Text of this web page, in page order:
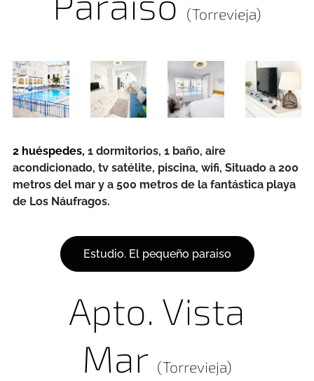
(Torrevieja)
2 huéspedes, 1 dormitorios, 1 baño, aire
acondicionado, tv satélite, piscina, wifi, Situado a 200
metros del mar y a 500 metros de la fantástica playa
de Los Náufragos.
Estudio. El pequeño paraiso
Apto. Vista
Mar (Torrevieja)